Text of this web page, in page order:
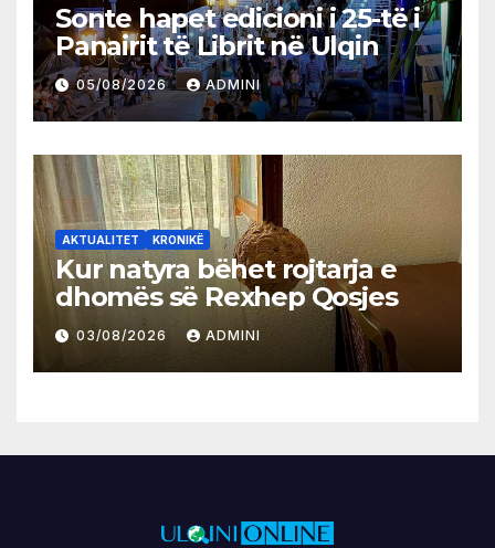
Sonte hapet edicioni i 25-të i
Panairit të Librit në Ulqin
05/08/2026 ADMINI
AKTUALITET KRONIKË
Kur natyra bëhet rojtarja e
dhomës së Rexhep Qosjes
03/08/2026 ADMINI